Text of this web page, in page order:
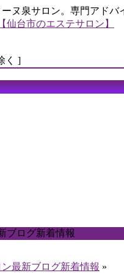
ヌ泉サロン。専門アド
く ]
ブログ新着情報
最新ブログ新着情報 »